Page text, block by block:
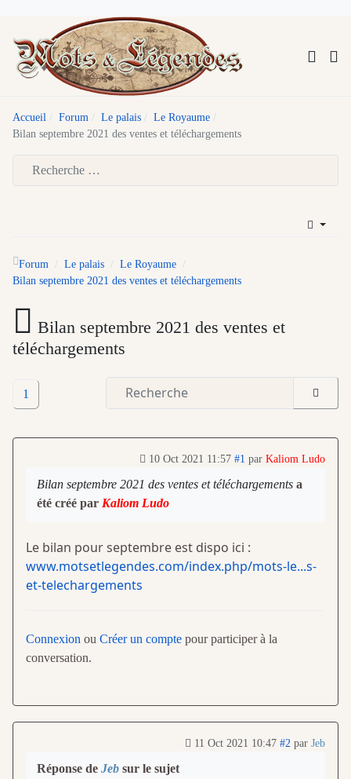
Accueil Forum Le palais
Le Royaume
Bilan septembre 2021 des ventes et téléchargements
Forum Le palais
Le Royaume
Bilan septembre 2021 des ventes et téléchargements
Bilan septembre 2021 des ventes et
téléchargements
1
10 Oct 2021 11:57 #1 par Kaliom Ludo
Bilan septembre 2021 des ventes et téléchargements a
été créé par Kaliom Ludo
Le bilan pour septembre est dispo ici :
www.motsetlegendes.com/index.php/mots-le...s-
et-telechargements
Connexion ou Créer un compte pour participer à la
conversation.
11 Oct 2021 10:47 #2 par Jeb
Réponse de Jeb sur le sujet